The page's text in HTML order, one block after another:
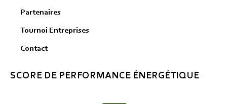
SCORE DE PERFORMANCE ÉNERGÉTIQUE
Partenaires
Tournoi Entreprises
Contact